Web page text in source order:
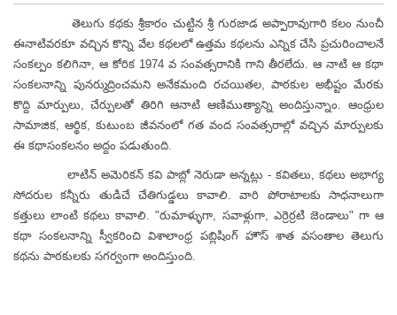
తెలుగు కథకు శ్రీకారం చుట్టిన శ్రీ గురజాడ అప్పారావుగారి కలం నుంచీ
ఈనాటివరకూ వచ్చిన కొన్ని వేల కథలలో ఉత్తమ కథలను ఎన్నిక చేసి ప్రచురించాలనే
సంకల్పం కలిగినా, ఆ కోరిక 1974 వ సంవత్సరానికి గాని తీరలేదు. ఆ నాటి ఆ కథా
సంకలనాన్ని పునర్ముద్రించమని అనేకమంది రచయితల, పాఠకుల అభీష్టం మేరకు
కొద్ది మార్పులు, చేర్పులతో తిరిగి ఆనాటి ఆణిముత్యాన్ని అందిస్తున్నాం. ఆంధ్రుల
సామాజిక, ఆర్థిక, కుటుంబ జీవనంలో గత వంద సంవత్సరాల్లో వచ్చిన మార్పులకు
ఈ కథాసంకలనం అద్దం పడుతుంది.
లాటిన్ అమెరికన్ కవి పాబ్లో నెరుడా అన్నట్లు - కవితలు, కథలు అభాగ్య
సోదరుల కన్నీరు తుడిచే చేతిగుడ్డలు కావాలి. వారి పోరాటాలకు సాధనాలుగా
కత్తులు లాంటి కథలు కావాలి. "రుమాళ్ళుగా, సవాళ్లుగా, ఎర్రెర్రటి జెండాలు" గా ఆ
కథా సంకలనాన్ని స్వీకరించి విశాలాంధ్ర పబ్లిషింగ్ హౌస్ శాత వసంతాల తెలుగు
కథను పాఠకులకు సగర్వంగా అందిస్తుంది.